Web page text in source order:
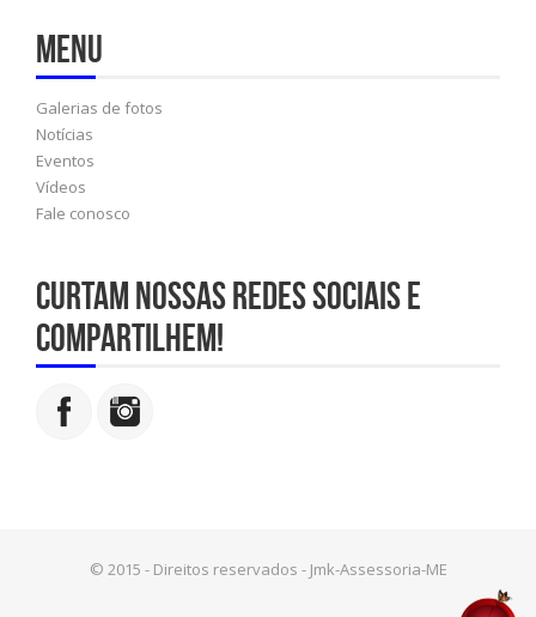
Menu
Galerias de fotos
Notícias
Eventos
Vídeos
Fale conosco
Curtam nossas redes sociais e
compartilhem!
© 2015 - Direitos reservados - Jmk-Assessoria-ME